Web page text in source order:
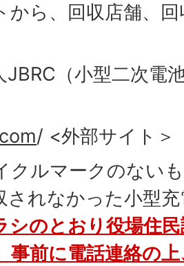
から、回収店舗、
JBRC（小型二次電
/ <外部サイト＞
クルマークのない
されなかった小型
シのとおり役場住
事前に電話連絡の